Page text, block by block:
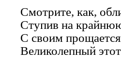
Смотрите, как,
Ступив на
С своим
Великолепный